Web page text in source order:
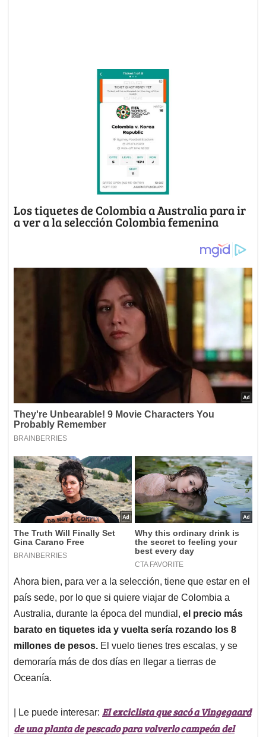
Los tiquetes de Colombia a Australia para ir
a ver a la selección Colombia femenina
Ahora bien, para ver a la selección, tiene que estar en el
país sede, por lo que si quiere viajar de Colombia a
Australia, durante la época del mundial, el precio más
barato en tiquetes ida y vuelta sería rozando los 8
millones de pesos. El vuelo tienes tres escalas, y se
demoraría más de dos días en llegar a tierras de
Oceanía.
| Le puede interesar: El exciclista que sacó a Vingegaard
de una planta de pescado para volverlo campeón del